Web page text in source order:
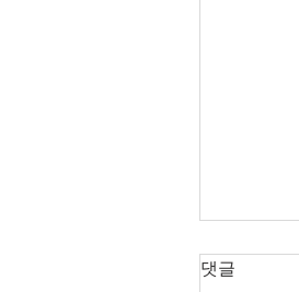
오늘의
월 6일
댓글